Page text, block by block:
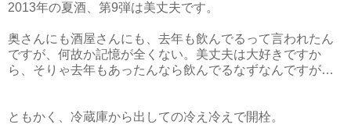
2013年の夏酒、第9弾は美丈夫です。
奥さんにも酒屋さんにも、去年も飲んでるって言われたん
ですが、何故か記憶が全くない。美丈夫は大好きですか
ら、そりゃ去年もあったんなら飲んでるなずなんですが…
ともかく、冷蔵庫から出しての冷え冷えで開栓。